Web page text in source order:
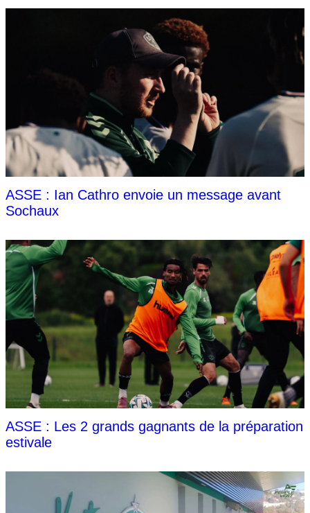
ASSE : Ian Cathro envoie un message avant
Sochaux
ASSE : Les 2 grands gagnants de la préparation
estivale